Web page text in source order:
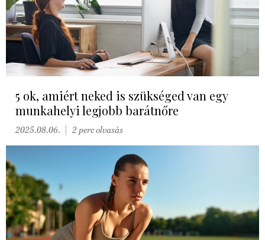
5 ok, amiért neked is szükséged van egy
munkahelyi legjobb barátnőre
2025.08.06. 2 perc olvasás